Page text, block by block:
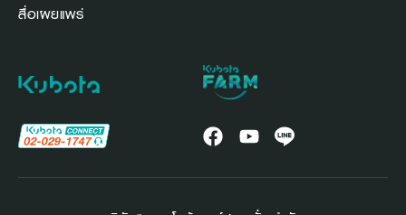
สื่อเผยแพร่